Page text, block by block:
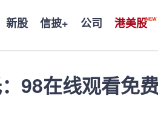
新股 信披+ 公司 港美股
98在线观看免